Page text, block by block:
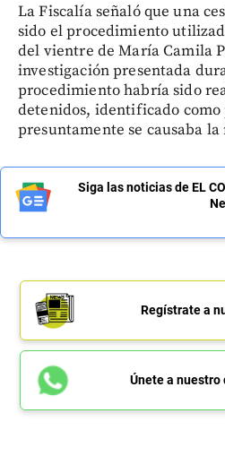
La Fiscalía señaló que una
sido el procedimiento
del vientre de María Camila
investigación presentada
procedimiento habría sido
detenidos, identificado
presuntamente se causaba
Siga las noticias de EL
Regístrate a
Únete a nuestro